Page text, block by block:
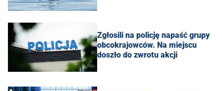
Zgłosili na policję napaść grupy
obcokrajowców. Na miejscu
doszło do zwrotu akcji